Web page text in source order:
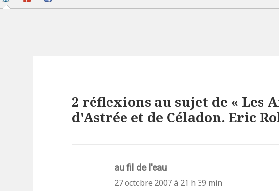
2 réflexions au sujet de « Les
d'Astrée et de Céladon. Eric
au fil de l'eau
27 octobre 2007 à 21 h 39 min